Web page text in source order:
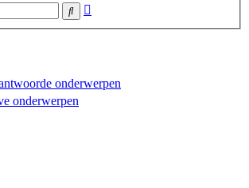
Zoek
onderwerpen
onderwerpen